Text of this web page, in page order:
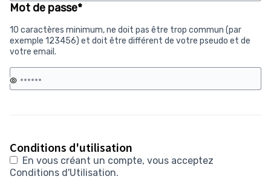
Mot de passe*Champ obligatoire
10 caractères minimum, ne doit pas être trop commun (par
exemple 123456) et doit être différent de votre pseudo et de
votre email.
Conditions d'utilisation
En vous créant un compte, vous acceptez
Conditions d'Utilisation.